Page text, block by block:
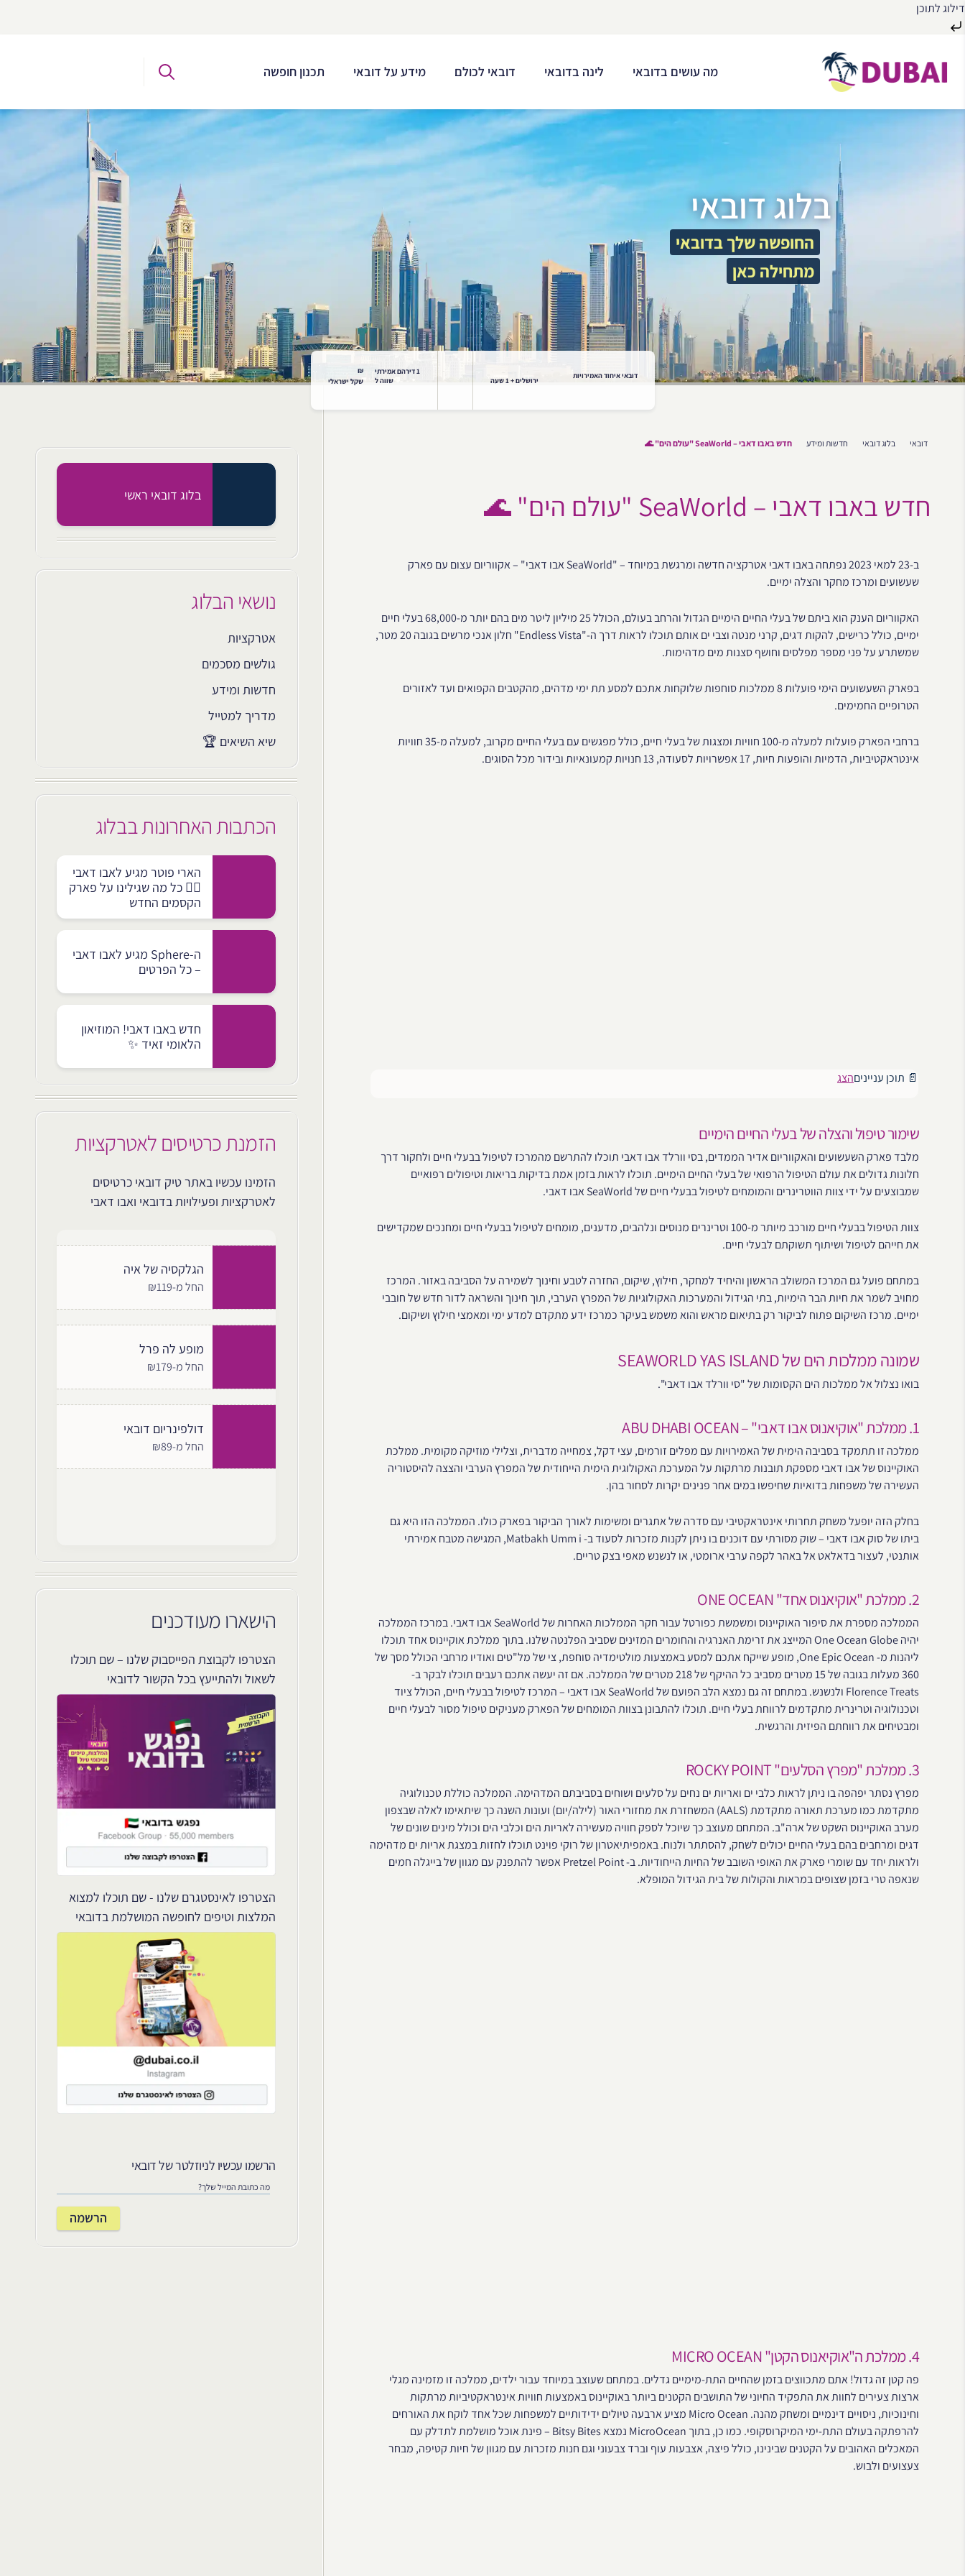
דילוג לתוכן
מה עושים בדובאי לינה בדובאי דובאי לכולם מידע על דובאי תכנון חופשה
בלוג דובאי
החופשה שלך בדובאי
מתחילה כאן
דובאי איחוד האמירויות ירושלים + 1 שעה
1 דירהם אמירתי
שווה ל
₪
שקל ישראלי
דובאי בלוג דובאי חדשות ומידע חדש באבו דאבי – SeaWorld "עולם הים" 🌊
חדש באבו דאבי – SeaWorld "עולם הים" 🌊
ב-23 למאי 2023 נפתחה באבו דאבי אטרקציה חדשה ומרגשת במיוחד – "SeaWorld אבו דאבי" – אקווריום עצום עם פארק
שעשועים ומרכז מחקר והצלה ימיים.
האקווריום הענק הוא ביתם של בעלי החיים הימיים הגדול והרחב בעולם, הכולל 25 מיליון ליטר מים בהם יותר מ-68,000 בעלי חיים
ימיים, כולל כרישים, להקות דגים, קרני מנטה וצבי ים אותם תוכלו לראות דרך ה-"Endless Vista" חלון אנכי מרשים בגובה 20 מטר,
שמשתרע על פני מספר מפלסים וחושף סצנות מים מדהימות.
בפארק השעשועים הימי פועלות 8 ממלכות סוחפות שלוקחות אתכם למסע תת ימי מדהים, מהקטבים הקפואים ועד לאזורים
הטרופיים החמימים.
ברחבי הפארק פועלות למעלה מ-100 חוויות ומצגות של בעלי חיים, כולל מפגשים עם בעלי החיים מקרוב, למעלה מ-35 חוויות
אינטראקטיביות, הדמיות והופעות חיות, 17 אפשרויות לסעודה, 13 חנויות קמעונאיות ובידור מכל הסוגים.
📄 תוכן ענייניםהצג
שימור טיפול והצלה של בעלי החיים הימיים
מלבד פארק השעשועים והאקווריום אדיר הממדים, בסי וורלד אבו דאבי תוכלו להתרשם מהמרכז לטיפול בבעלי חיים ולחקור דרך
חלונות גדולים את עולם הטיפול הרפואי של בעלי החיים הימיים. תוכלו לראות בזמן אמת בדיקות בריאות וטיפולים רפואיים
שמבוצעים על ידי צוות הווטרינרים והמומחים לטיפול בבעלי חיים של SeaWorld אבו דאבי.
צוות הטיפול בבעלי חיים מורכב מיותר מ-100 וטרינרים מנוסים ונלהבים, מדענים, מומחים לטיפול בבעלי חיים ומחנכים שמקדישים
את חייהם לטיפול ושיתוף תשוקתם לבעלי חיים.
במתחם פועל גם המרכז המשולב הראשון והיחיד למחקר, חילוץ, שיקום, החזרה לטבע וחינוך לשמירה על הסביבה באזור. המרכז
מחויב לשמר את חיות הבר הימיות, בתי הגידול והמערכות האקולוגיות של המפרץ הערבי, תוך חינוך והשראה לדור חדש של חובבי
ימיים. מרכז השיקום פתוח לביקור רק בתיאום מראש והוא משמש בעיקר כמרכז ידע מתקדם למדע ימי ומאמצי חילוץ ושיקום.
שמונה ממלכות הים של SEAWORLD YAS ISLAND
בואו נצלול אל ממלכות הים הקסומות של "סי וורלד אבו דאבי".
1. ממלכת "אוקיאנוס אבו דאבי" – ABU DHABI OCEAN
ממלכה זו תתמקד בסביבה הימית של האמירויות עם מפלים זורמים, עצי דקל, צמחייה מדברית, וצלילי מוזיקה מקומית. ממלכת
האוקיינוס ​​של אבו דאבי מספקת תובנות מרתקות על המערכת האקולוגית הימית הייחודית של המפרץ הערבי והצצה להיסטוריה
העשירה של משפחות בדואיות שחיפשו במים אחר פנינים יקרות לסחור בהן.
בחלק הזה יופעל משחק תחרותי אינטראקטיבי עם סדרה של אתגרים ומשימות לאורך הביקור בפארק כולו. הממלכה הזו היא גם
ביתו של סוק אבו דאבי – שוק מסורתי עם דוכנים בו ניתן לקנות מזכרות לסעוד ב- Matbakh Umm i, המגישה מטבח אמירתי
אותנטי, לעצור בדאלאט אל באהר לקפה ערבי ארומטי, או לנשנש מאפי בצק טריים.
2. ממלכת "אוקיאנוס אחד" ONE OCEAN
הממלכה מספרת את סיפור האוקיינוס ומשמשת כפורטל עבור חקר הממלכות האחרות של SeaWorld אבו דאבי. במרכז הממלכה
יהיה One Ocean Globe המייצג את זרימת האנרגיה והחומרים המזינים שסביב הפלנטה שלנו. בתוך ממלכת אוקיינוס אחד תוכלו
ליהנות מ- One Epic Ocean, מופע שייקח אתכם למסע באמצעות מולטימדיה סוחפת, צי של מל"טים ואודיו מרחבי הכולל מסך של
360 מעלות בגובה של 15 מטרים מסביב כל ההיקף של 218 מטרים של הממלכה. אם זה יעשה אתכם רעבים תוכלו לבקר ב-
Florence Treats ולנשנש. במתחם זה גם נמצא הלב הפועם של SeaWorld אבו דאבי – המרכז לטיפול בבעלי חיים, הכולל ציוד
וטכנולוגיה וטרינרית מתקדמים לרווחת בעלי חיים. תוכלו להתבונן בצוות המומחים של הפארק מעניקים טיפול מסור לבעלי חיים
ומבטיחים את רווחתם הפיזית והרגשית.
3. ממלכת "מפרץ הסלעים" ROCKY POINT
מפרץ נסתר יפהפה בו ניתן לראות כלבי ים ואריות ים נחים על סלעים ושוחים בסביבתם המדהימה. הממלכה כוללת טכנולוגיה
מתקדמת כמו מערכת תאורה מתקדמת (AALS) המשחזרת את מחזורי האור (לילה/יום) ועונות השנה כך שיתאימו לאלה שבצפון
מערב האוקיינוס ​​השקט של ארה"ב. המתחם מעוצב כך שיוכל לספק חוויה מעשירה לאריות הים וכלבי הים וכולל מינים שונים של
דגים ומרחבים בהם בעלי החיים יכולים לשחק, להסתתר ולנוח. באמפיתיאטרון של רוקי פוינט תוכלו לחזות במצגת אריות ים מדהימה
ולראות יחד עם שומרי פארק את האופי השובב של החיות הייחודיות. ב- Pretzel Point אפשר להתפנק עם מגוון של בייגלה חמים
שנאפה טרי בזמן שצופים במראות והקולות של בית הגידול המופלא.
4. ממלכת ה"אוקיאנוס הקטן" MICRO OCEAN
פה קטן זה גדול! אתם מתכווצים בזמן שהחיים התת-מימיים גדלים. במתחם שעוצב במיוחד עבור ילדים, ממלכה זו מזמינה מגלי
ארצות צעירים לחוות את התפקיד החיוני של התושבים הקטנים ביותר באוקיינוס ​​באמצעות חוויות אינטראקטיביות מרתקות
וחינוכיות, ניסויים דינמיים ומשחק מהנה. Micro Ocean מציע ארבעה טיולים ידידותיים למשפחות שכל אחד לוקח את האורחים
להרפתקה בעולם התת-ימי המיקרוסקופי. כמו כן, בתוך MicroOcean נמצא Bitsy Bites – פינת אוכל מושלמת לתדלק עם
המאכלים האהובים על הקטנים שבינינו, כולל פיצה, אצבעות עוף וברד צבעוני וגם חנות מזכרות עם מגוון של חיות קטיפה, מבחר
צעצועים ולבוש.
בלוג דובאי ראשי
נושאי הבלוג
אטרקציות
גולשים מסכמים
חדשות ומידע
מדריך למטייל
שיא השיאים 🏆
הכתבות האחרונות בבלוג
הארי פוטר מגיע לאבו דאבי
🧙‍♂️ כל מה שגילינו על פארק
הקסמים החדש
ה-Sphere מגיע לאבו דאבי
– כל הפרטים
חדש באבו דאבי! המוזיאון
הלאומי זאיד ✨
הזמנת כרטיסים לאטרקציות
הזמינו עכשיו באתר טיק דובאי כרטיסים
לאטרקציות ופעילויות בדובאי ואבו דאבי
הגלקסיה של איה
החל מ-₪119
מופע לה פרל
החל מ-₪179
דולפינריום דובאי
החל מ-₪89
הישארו מעודכנים
הצטרפו לקבוצת הפייסבוק שלנו – שם תוכלו
לשאול ולהתייעץ בכל הקשור לדובאי
הצטרפו לאינסטגרם שלנו - שם תוכלו למצוא
המלצות וטיפים לחופשה המושלמת בדובאי
הרשמו עכשיו לניוזלטר של דובאי